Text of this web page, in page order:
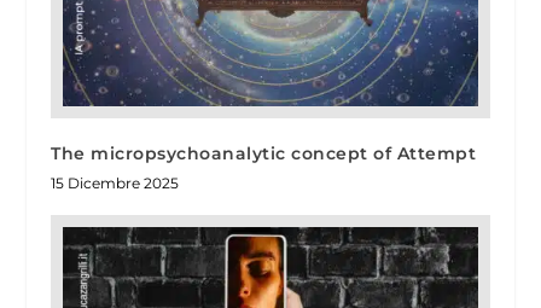
The micropsychoanalytic concept of Attempt
15 Dicembre 2025